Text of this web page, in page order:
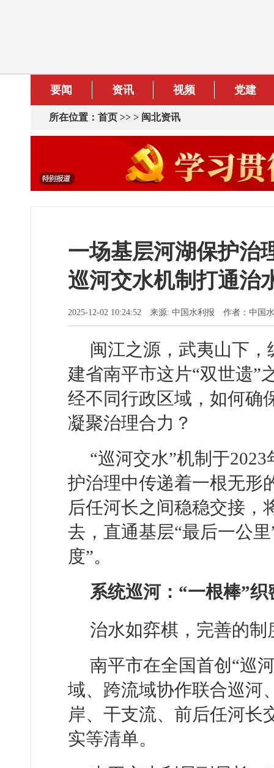
要闻 资讯 视频 党建
所在位置： 首页 >> > 闽北资讯
一场基层河湖保护治
巡河交水机制打通治
2025-12-02 10:24:52 来源: 中国水利报 作者：中国
闽江之源，武夷山下
建省南平市这片“双世遗”
经不同行政区域，如何确
凝聚治理合力？
“巡河交水”机制于
护治理中传递着一根无形
后任河长之间稳稳交接，
去，直通基层“最后一公
度”。
系统巡河：“一根棒”
治水如弈棋，完善的
南平市在全国首创“巡
域、跨流域协作联合巡河
岸、干支流、前后任河长
实等清单。